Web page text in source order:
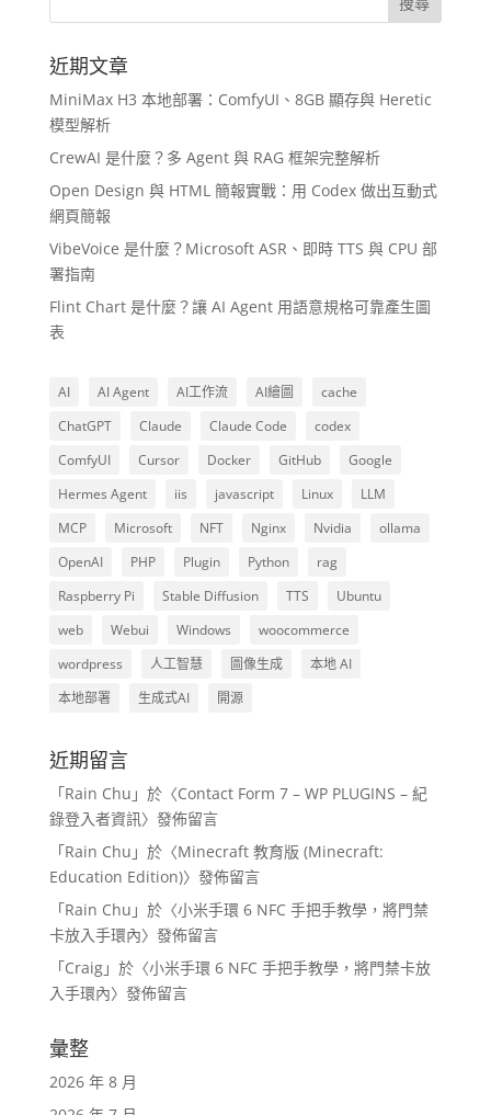
近期文章
MiniMax H3 本地部署：ComfyUI、8GB 顯存與 Heretic
模型解析
CrewAI 是什麼？多 Agent 與 RAG 框架完整解析
Open Design 與 HTML 簡報實戰：用 Codex 做出互動式
網頁簡報
VibeVoice 是什麼？Microsoft ASR、即時 TTS 與 CPU 部
署指南
Flint Chart 是什麼？讓 AI Agent 用語意規格可靠產生圖
表
AI AI Agent AI工作流 AI繪圖
cache
ChatGPT
Claude Claude Code
codex
ComfyUI
Cursor Docker GitHub
Google
Hermes Agent
iis javascript Linux
LLM
MCP
Microsoft NFT Nginx Nvidia
ollama
OpenAI
PHP Plugin Python
rag
Raspberry Pi
Stable Diffusion TTS
Ubuntu
web
Webui Windows
woocommerce
wordpress
人工智慧 圖像生成
本地 AI
本地部署
生成式AI 開源
近期留言
「Rain Chu 」於〈Contact Form 7 – WP PLUGINS – 紀
錄登入者資訊〉發佈留言
「Rain Chu 」於〈Minecraft 教育版 (Minecraft:
Education Edition)〉發佈留言
「Rain Chu 」於〈小米手環 6 NFC 手把手教學，將門禁
卡放入手環內〉發佈留言
「Craig」於〈小米手環 6 NFC 手把手教學，將門禁卡放
入手環內〉發佈留言
彙整
2026 年 8 月